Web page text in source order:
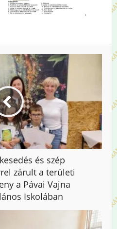
és szép
zárult a területi
a Pávai Vajna
Iskolában